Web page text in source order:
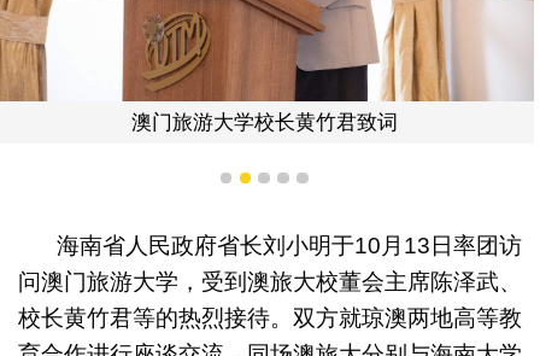
澳门旅游大学校长黄竹君致词
1 2 3 4 5
海南省人民政府省长刘小明于10月13日率团访
问澳门旅游大学，受到澳旅大校董会主席陈泽武、
校长黄竹君等的热烈接待。双方就琼澳两地高等教